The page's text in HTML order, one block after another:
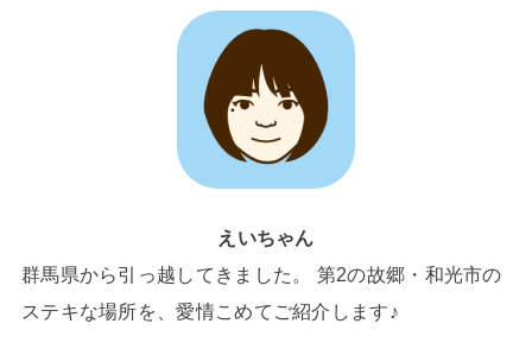
えいちゃん
群馬県から引っ越してきました。 第2の故郷・和光市の
ステキな場所を、愛情こめてご紹介します♪